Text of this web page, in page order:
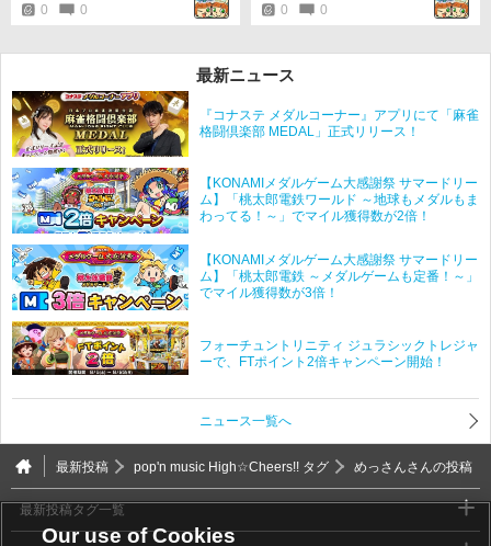
0 0 0 0
最新ニュース
『コナステ メダルコーナー』アプリにて「麻雀
格闘倶楽部 MEDAL」正式リリース！
【KONAMIメダルゲーム大感謝祭 サマードリー
ム】「桃太郎電鉄ワールド ～地球もメダルもま
わってる！～」でマイル獲得数が2倍！
【KONAMIメダルゲーム大感謝祭 サマードリー
ム】「桃太郎電鉄 ～メダルゲームも定番！～」
でマイル獲得数が3倍！
フォーチュントリニティ ジュラシックトレジャ
ーで、FTポイント2倍キャンペーン開始！
ニュース一覧へ
最新投稿 pop'n music High☆Cheers!! タグ めっさんさんの投稿
最新投稿タグ一覧
Our use of Cookies